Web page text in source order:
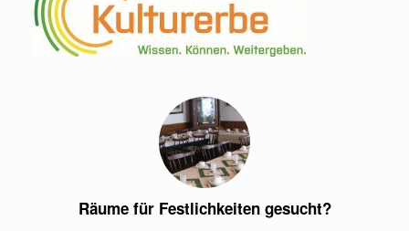
Räume für Festlichkeiten gesucht?